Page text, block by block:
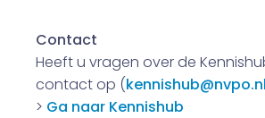
Contact
Heeft u vragen over de
contact op (kennishub@nvpo.nl
> Ga naar Kennishub